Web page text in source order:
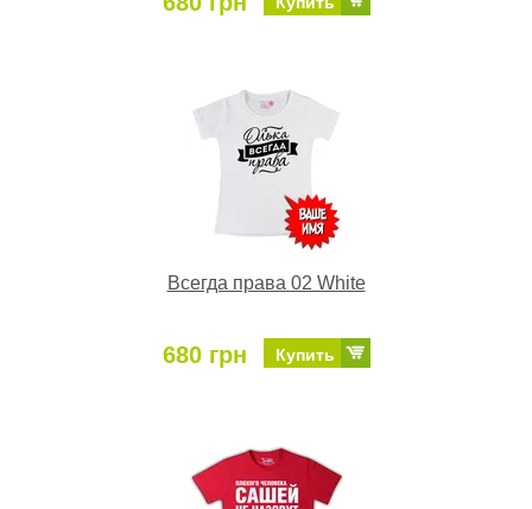
Всегда права 02 White
680 грн Купить